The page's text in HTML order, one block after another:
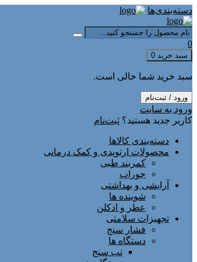
دسته‌بندی‌ها
0
سبد خرید 0
سبد خرید شما خالی است.
ورود / ثبت‌نام
ورود به سایت
کاربر جدید هستید؟ ثبت‌نام
دسته‌بندی کالاها
محصولات ارتوپدی و کمک درمانی
کمربند طبی
جوراب
آرایشی و بهداشتی
شوینده ها
عطر و ادکلن
تجهیزات سلامتی
فشار سنج
دستگاه ها
تب سنج